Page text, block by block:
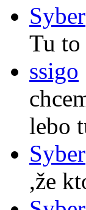
Syber
Tu to
ssigo
lebo
Syber
,že